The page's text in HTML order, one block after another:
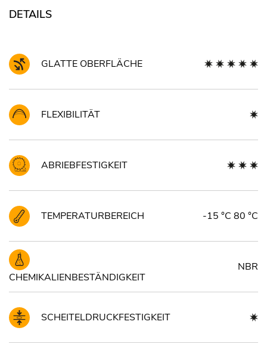
DETAILS
GLATTE OBERFLÄCHE
FLEXIBILITÄT
ABRIEBFESTIGKEIT
TEMPERATURBEREICH -15 °C 80 °C
CHEMIKALIENBESTÄNDIGKEIT
NBR
SCHEITELDRUCKFESTIGKEIT